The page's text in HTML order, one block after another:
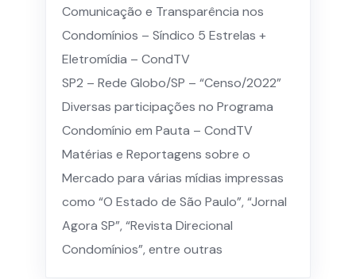
Comunicação e Transparência nos
Condomínios – Síndico 5 Estrelas +
Eletromídia – CondTV
SP2 – Rede Globo/SP – “Censo/2022”
Diversas participações no Programa
Condomínio em Pauta – CondTV
Matérias e Reportagens sobre o
Mercado para várias mídias impressas
como “O Estado de São Paulo”, “Jornal
Agora SP”, “Revista Direcional
Condomínios”, entre outras